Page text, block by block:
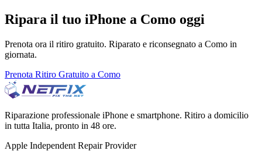
Ripara il tuo iPhone a Como oggi
Prenota ora il ritiro gratuito. Riparato e riconsegnato a Como in
giornata.
Prenota Ritiro Gratuito a Como
Riparazione professionale iPhone e smartphone. Ritiro a domicilio
in tutta Italia, pronto in 48 ore.
Apple Independent Repair Provider